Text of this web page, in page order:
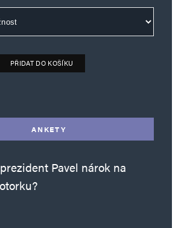
bez reklam množství
PŘIDAT DO KOŠÍKU
ANKETY
Pavel nárok na